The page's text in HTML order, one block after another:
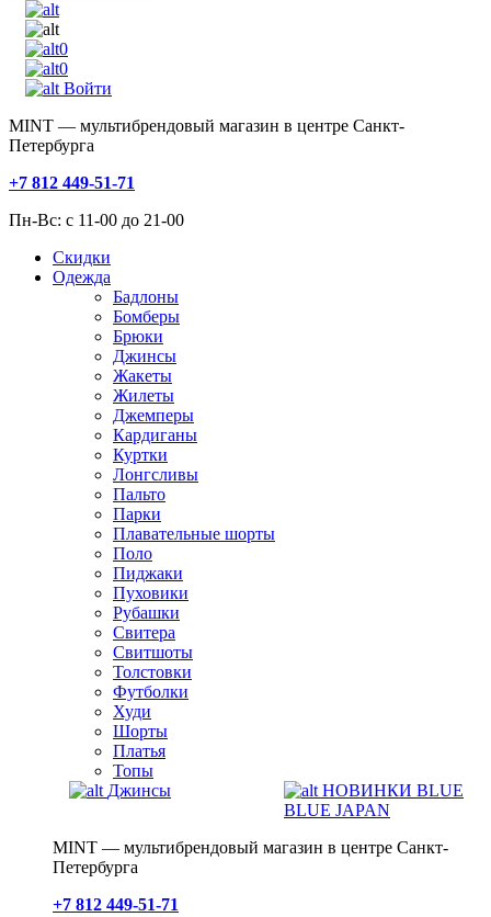
0
0
Войти
MINT — мультибрендовый магазин в центре Санкт-
Петербурга
+7 812 449-51-71
Пн-Вс: с 11-00 до 21-00
Скидки
Одежда
Бадлоны
Бомберы
Брюки
Джинсы
Жакеты
Жилеты
Джемперы
Кардиганы
Куртки
Лонгсливы
Пальто
Парки
Плавательные шорты
Поло
Пиджаки
Пуховики
Рубашки
Свитера
Свитшоты
Толстовки
Футболки
Худи
Шорты
Платья
Топы
Джинсы
НОВИНКИ BLUE
BLUE JAPAN
MINT — мультибрендовый магазин в центре Санкт-
Петербурга
+7 812 449-51-71